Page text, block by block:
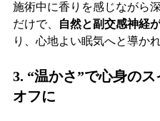
施術中に香りを感じながら
だけで、 自然と副交感神経
り、心地よい眠気へと導かれ
3. “温かさ”で心身のス
オフに